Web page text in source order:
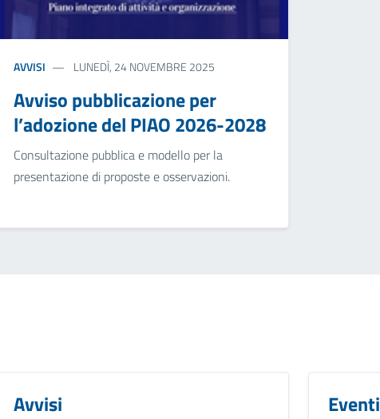
AVVISI LUNEDÌ, 24 NOVEMBRE 2025
Avviso pubblicazione per
l’adozione del PIAO 2026-2028
Consultazione pubblica e modello per la
presentazione di proposte e osservazioni.
Avvisi Eventi